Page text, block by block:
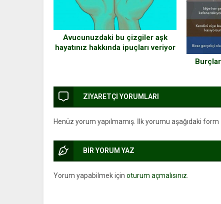
Avucunuzdaki bu çizgiler aşk
hayatınız hakkında ipuçları veriyor
ZİYARETÇİ YORUMLARI
Henüz yorum yapılmamış. İlk yorumu aşağıdaki form
BİR YORUM YAZ
Yorum yapabilmek için oturum açmalısınız.